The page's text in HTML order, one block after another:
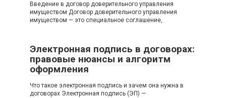
Введение в договор доверительного управления
имуществом Договор доверительного управления
имуществом — это специальное соглашение,
Электронная подпись в договорах:
правовые нюансы и алгоритм
оформления
Что такое электронная подпись и зачем она нужна в
договорах Электронная подпись (ЭП) —